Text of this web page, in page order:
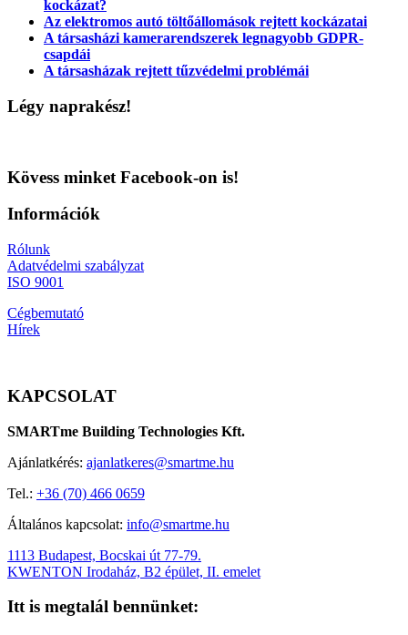
kockázat?
Az elektromos autó töltőállomások rejtett kockázatai
A társasházi kamerarendszerek legnagyobb GDPR-
csapdái
A társasházak rejtett tűzvédelmi problémái
Légy naprakész!
Kövess minket Facebook-on is!
Információk
Rólunk
Adatvédelmi szabályzat
ISO 9001
Cégbemutató
Hírek
KAPCSOLAT
SMARTme Building Technologies Kft.
Ajánlatkérés: ajanlatkeres@smartme.hu
Tel.: +36 (70) 466 0659
Általános kapcsolat: info@smartme.hu
1113 Budapest, Bocskai út 77-79.
KWENTON Irodaház, B2 épület, II. emelet
Itt is megtalál bennünket: